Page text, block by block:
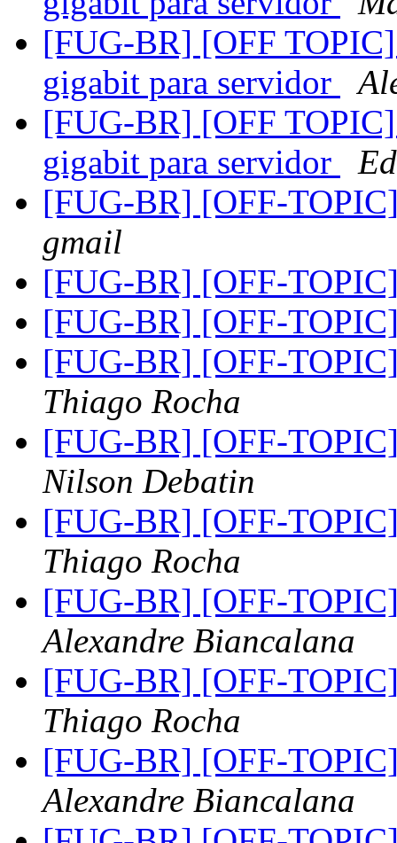
[FUG-BR] [OFF TOPIC]
gigabit para servidor
[FUG-BR] [OFF TOPIC]
gigabit para servidor
[FUG-BR] [OFF-
gmail
[FUG-BR] [OFF-
[FUG-BR] [OFF-
[FUG-BR] [OFF-
Thiago Rocha
[FUG-BR] [OFF-
Nilson Debatin
[FUG-BR] [OFF-
Thiago Rocha
[FUG-BR] [OFF-
Alexandre Biancalana
[FUG-BR] [OFF-
Thiago Rocha
[FUG-BR] [OFF-
Alexandre Biancalana